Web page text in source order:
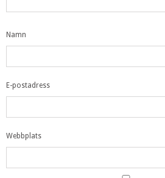
Namn
E-postadress
Webbplats